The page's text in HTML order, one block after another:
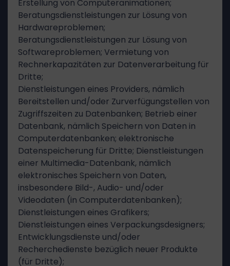
Erstellung von Computeranimationen;
Beratungsdienstleistungen zur Lösung von
Hardwareproblemen;
Beratungsdienstleistungen zur Lösung von
Softwareproblemen; Vermietung von
Rechnerkapazitäten zur Datenverarbeitung für
Dritte;
Dienstleistungen eines Providers, nämlich
Bereitstellen und/oder Zurverfügungstellen von
Zugriffszeiten zu Datenbanken; Betrieb einer
Datenbank, nämlich Speichern von Daten in
Computerdatenbanken; elektronische
Datenspeicherung für Dritte; Dienstleistungen
einer Multimedia-Datenbank, nämlich
elektronisches Speichern von Daten,
insbesondere Bild-, Audio- und/oder
Videodaten (in Computerdatenbanken);
Dienstleistungen eines Grafikers;
Dienstleistungen eines Verpackungsdesigners;
Entwicklungsdienste und/oder
Recherchedienste bezüglich neuer Produkte
(für Dritte);